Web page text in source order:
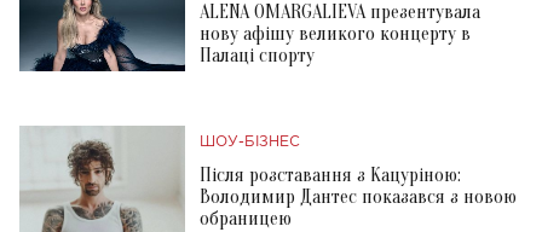
ALENA OMARGALIEVA презентувала
нову афішу великого концерту в
Палаці спорту
ШОУ-БІЗНЕС
Після розставання з Кацуріною:
Володимир Дантес показався з новою
обраницею